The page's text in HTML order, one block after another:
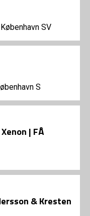
SV
S
| FÅ
& Kresten